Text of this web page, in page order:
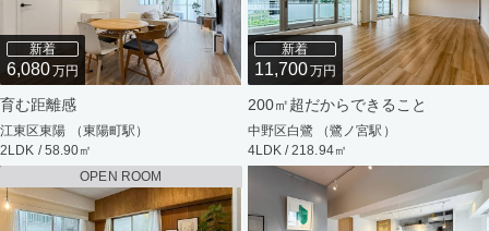
新着
6,080万円
育む距離感
江東区東陽 （東陽町駅）
2LDK / 58.90㎡
新着
11,700万円
200㎡超だからできること
中野区白鷺 （鷺ノ宮駅）
4LDK / 218.94㎡
OPEN ROOM